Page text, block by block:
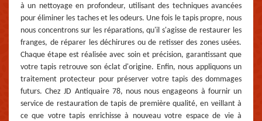
à un nettoyage en profondeur, utilisant des techniques avancées
pour éliminer les taches et les odeurs. Une fois le tapis propre, nous
nous concentrons sur les réparations, qu'il s'agisse de restaurer les
franges, de réparer les déchirures ou de retisser des zones usées.
Chaque étape est réalisée avec soin et précision, garantissant que
votre tapis retrouve son éclat d'origine. Enfin, nous appliquons un
traitement protecteur pour préserver votre tapis des dommages
futurs. Chez JD Antiquaire 78, nous nous engageons à fournir un
service de restauration de tapis de première qualité, en veillant à
ce que votre tapis enrichisse à nouveau votre espace de vie à